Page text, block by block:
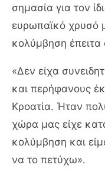
σημασία για τον
ευρωπαϊκό χρυσό
κολύμβηση
«Δεν είχα
και περήφανους
Κροατία. Ήταν
χώρα μας είχε
κολύμβηση και
να το πετύχω».